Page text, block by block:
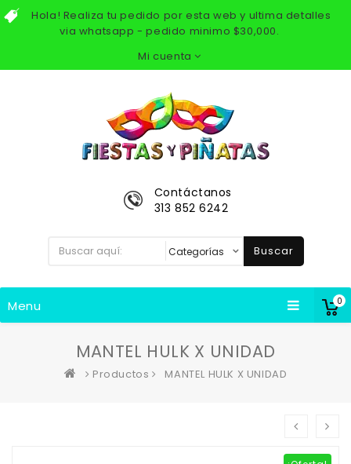
Hola! Realiza tu pedido por esta web y ultima detalles
via whatsapp - pedido minimo $30,000.
Mi cuenta
0
Contáctanos
313 852 6242
Buscar
Menu
MANTEL HULK X UNIDAD
Productos MANTEL HULK X UNIDAD